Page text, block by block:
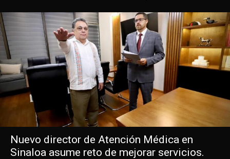
Nuevo director de Atención Médica en
Sinaloa asume reto de mejorar servicios.